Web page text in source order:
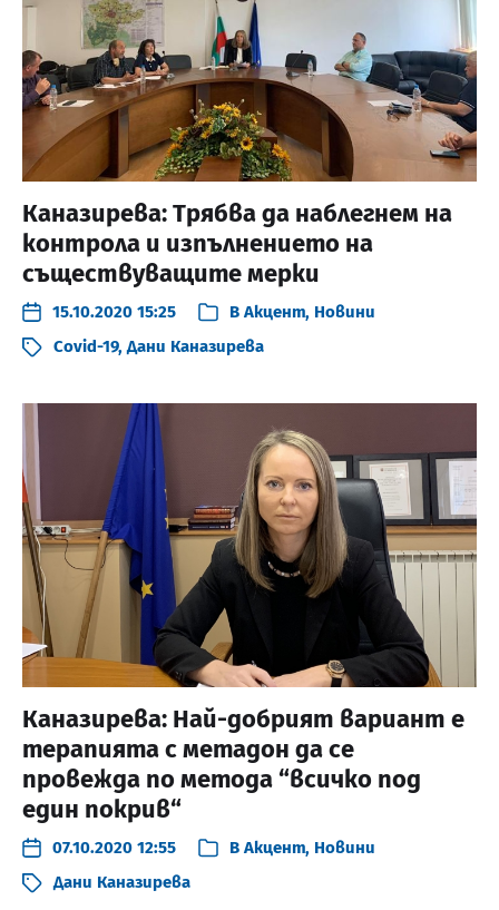
Каназирева: Трябва да наблегнем на
контрола и изпълнението на
съществуващите мерки
15.10.2020 15:25 В Акцент, Новини
Covid-19,Дани Каназирева
Каназирева: Най-добрият вариант е
терапията с метадон да се
провежда по метода “всичко под
един покрив“
07.10.2020 12:55 В Акцент, Новини
Дани Каназирева